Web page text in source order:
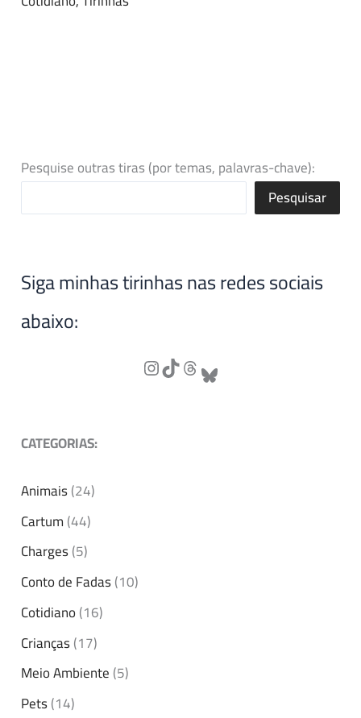
Pesquise outras tiras (por temas, palavras-chave):
Pesquisar
Siga minhas tirinhas nas redes sociais
abaixo:
CATEGORIAS:
Animais(24)
Cartum(44)
Charges(5)
Conto de Fadas(10)
Cotidiano(16)
Crianças(17)
Meio Ambiente(5)
Pets(14)